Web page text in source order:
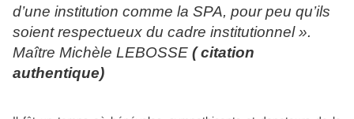
d’une institution comme la SPA, pour peu qu’ils
soient respectueux du cadre institutionnel ».
Maître Michèle LEBOSSE ( citation
authentique)